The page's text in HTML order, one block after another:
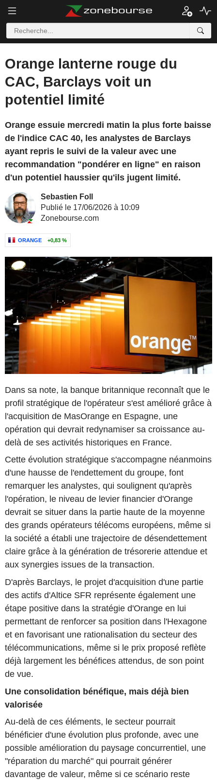
Orange lanterne rouge du
CAC, Barclays voit un
potentiel limité
Orange essuie mercredi matin la plus forte baisse
de l'indice CAC 40, les analystes de Barclays
ayant repris le suivi de la valeur avec une
recommandation "pondérer en ligne" en raison
d'un potentiel haussier qu'ils jugent limité.
Sebastien Foll
Publié le 17/06/2026 à 10:09
Zonebourse.com
ORANGE +0,83 %
Dans sa note, la banque britannique reconnaît que le
profil stratégique de l'opérateur s'est amélioré grâce à
l'acquisition de MasOrange en Espagne, une
opération qui devrait redynamiser sa croissance au-
delà de ses activités historiques en France.
Cette évolution stratégique s'accompagne néanmoins
d'une hausse de l'endettement du groupe, font
remarquer les analystes, qui soulignent qu'après
l'opération, le niveau de levier financier d'Orange
devrait se situer dans la partie haute de la moyenne
des grands opérateurs télécoms européens, même si
la société a établi une trajectoire de désendettement
claire grâce à la génération de trésorerie attendue et
aux synergies issues de la transaction.
D'après Barclays, le projet d'acquisition d'une partie
des actifs d'Altice SFR représente également une
étape positive dans la stratégie d'Orange en lui
permettant de renforcer sa position dans l'Hexagone
et en favorisant une rationalisation du secteur des
télécommunications, même si le prix proposé reflète
déjà largement les bénéfices attendus, de son point
de vue.
Une consolidation bénéfique, mais déjà bien
valorisée
Au-delà de ces éléments, le secteur pourrait
bénéficier d'une évolution plus profonde, avec une
possible amélioration du paysage concurrentiel, une
"réparation du marché" qui pourrait générer
davantage de valeur, même si ce scénario reste